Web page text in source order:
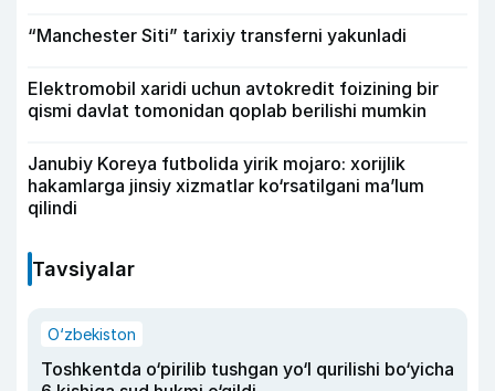
“Manchester Siti” tarixiy transferni yakunladi
Elektromobil xaridi uchun avtokredit foizining bir
qismi davlat tomonidan qoplab berilishi mumkin
Janubiy Koreya futbolida yirik mojaro: xorijlik
hakamlarga jinsiy xizmatlar ko‘rsatilgani ma’lum
qilindi
Tavsiyalar
O‘zbekiston
Toshkentda o‘pirilib tushgan yo‘l qurilishi bo‘yicha